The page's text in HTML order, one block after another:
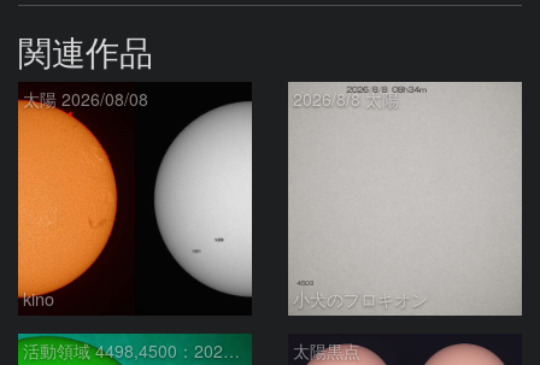
関連作品
太陽 2026/08/08
kino
2026/8/8 太陽
小犬のプロキオン
活動領域 4498,4500：2026/08/08 太陽黒点